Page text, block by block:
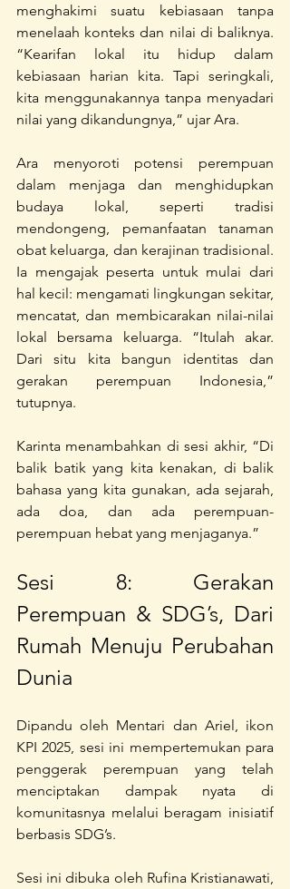
menghakimi suatu kebiasaan tanpa
menelaah konteks dan nilai di baliknya.
“Kearifan lokal itu hidup dalam
kebiasaan harian kita. Tapi seringkali,
kita menggunakannya tanpa menyadari
nilai yang dikandungnya,” ujar Ara.
Ara menyoroti potensi perempuan
dalam menjaga dan menghidupkan
budaya lokal, seperti tradisi
mendongeng, pemanfaatan tanaman
obat keluarga, dan kerajinan tradisional.
Ia mengajak peserta untuk mulai dari
hal kecil: mengamati lingkungan sekitar,
mencatat, dan membicarakan nilai-nilai
lokal bersama keluarga. “Itulah akar.
Dari situ kita bangun identitas dan
gerakan perempuan Indonesia,”
tutupnya.
Karinta menambahkan di sesi akhir, “Di
balik batik yang kita kenakan, di balik
bahasa yang kita gunakan, ada sejarah,
ada doa, dan ada perempuan-
perempuan hebat yang menjaganya.”
Sesi 8: Gerakan
Perempuan & SDG’s, Dari
Rumah Menuju Perubahan
Dunia
Dipandu oleh Mentari dan Ariel, ikon
KPI 2025, sesi ini mempertemukan para
penggerak perempuan yang telah
menciptakan dampak nyata di
komunitasnya melalui beragam inisiatif
berbasis SDG’s.
Sesi ini dibuka oleh Rufina Kristianawati,